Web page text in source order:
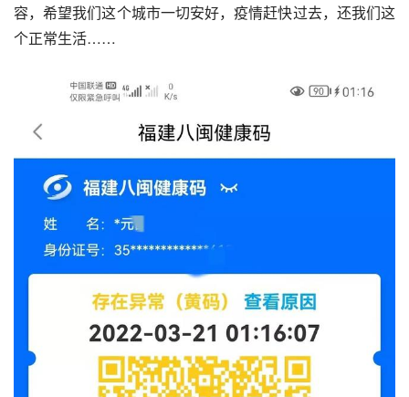
容，希望我们这个城市一切安好，疫情赶快过去，还我们这
个正常生活……